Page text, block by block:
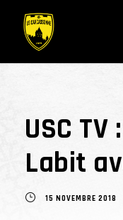
USC
Labit
15 NOVEMBRE 2018